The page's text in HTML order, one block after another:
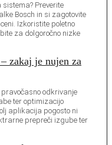
Preverite
Bosch in si zagotovite
Izkoristite poletno
za dolgoročno nizke
zakaj je nujen za
odkrivanje
ter optimizacijo
aplikacija pogosto ni
prepreči izgube ter